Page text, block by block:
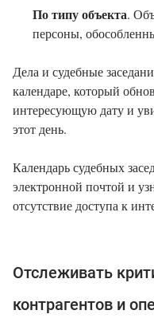
По типу объекта.
персоны,
Дела и судебные
календаре, который
интересующую дату и
этот день.
Календарь судебных
электронной почтой и
отсутствие доступа к
Отслеживать
контрагентов и